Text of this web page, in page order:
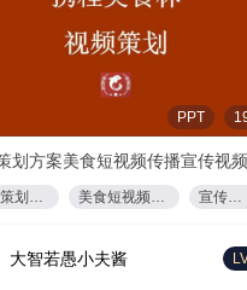
PPT
视频策划方案 美食短视频传播 宣传视频
大智若愚小夫酱